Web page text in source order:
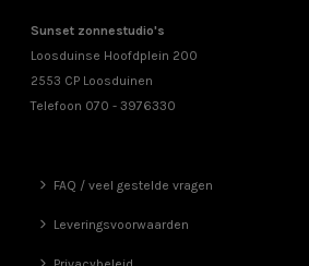
Sunset zonnestudio's
Loosduinse Hoofdplein 200
2553 CP Loosduinen
Telefoon 070 - 3976330
FAQ / veel gestelde vragen
Leveringsvoorwaarden